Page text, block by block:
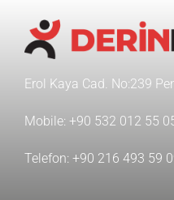
Erol Kaya Cad. No:239
Mobile: +90 532 012 55
Telefon: +90 216 493 59